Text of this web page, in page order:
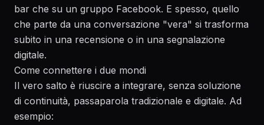
bar che su un gruppo Facebook. E spesso, quello
che parte da una conversazione "vera" si trasforma
subito in una recensione o in una segnalazione
digitale.
Come connettere i due mondi
Il vero salto è riuscire a integrare, senza soluzione
di continuità, passaparola tradizionale e digitale. Ad
esempio: